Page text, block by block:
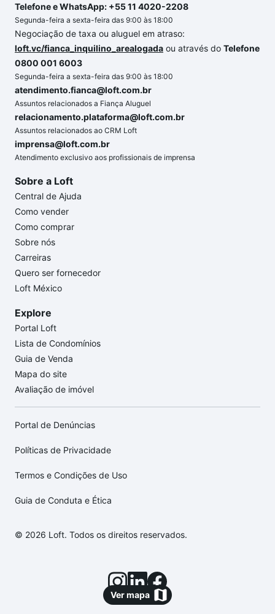
Ver mapa
Telefone e WhatsApp: +55 11 4020-2208
Segunda-feira a sexta-feira das 9:00 às 18:00
Negociação de taxa ou aluguel em atraso:
loft.vc/fianca_inquilino_arealogada ou através do Telefone
0800 001 6003
Segunda-feira a sexta-feira das 9:00 às 18:00
atendimento.fianca@loft.com.br
Assuntos relacionados a Fiança Aluguel
relacionamento.plataforma@loft.com.br
Assuntos relacionados ao CRM Loft
imprensa@loft.com.br
Atendimento exclusivo aos profissionais de imprensa
Sobre a Loft
Central de Ajuda
Como vender
Como comprar
Sobre nós
Carreiras
Quero ser fornecedor
Loft México
Explore
Portal Loft
Lista de Condomínios
Guia de Venda
Mapa do site
Avaliação de imóvel
Portal de Denúncias
Políticas de Privacidade
Termos e Condições de Uso
Guia de Conduta e Ética
© 2026 Loft. Todos os direitos reservados.